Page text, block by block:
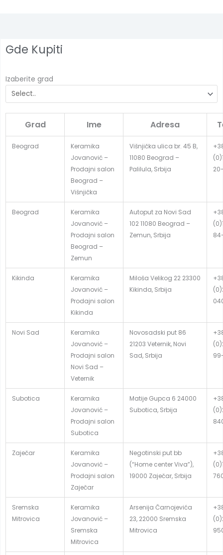
Gde Kupiti
Izaberite grad
Grad Ime Adresa
Beograd
Keramika
Jovanović –
Prodajni salon
Beograd –
Višnjička
Višnjička ulica br. 45 B,
11080 Beograd –
Palilula, Srbija
Beograd
Keramika
Jovanović –
Prodajni salon
Beograd –
Zemun
Autoput za Novi Sad
102 11080 Beograd –
Zemun, Srbija
Kikinda
Keramika
Jovanović –
Prodajni salon
Kikinda
Miloša Velikog 22 23300
Kikinda, Srbija
Novi Sad
Keramika
Jovanović –
Prodajni salon
Novi Sad –
Veternik
Novosadski put 86
21203 Veternik, Novi
Sad, Srbija
Subotica
Keramika
Jovanović –
Prodajni salon
Subotica
Matije Gupca 6 24000
Subotica, Srbija
Zaječar
Keramika
Jovanović –
Prodajni salon
Zaječar
Negotinski put bb
(“Home center Viva”),
19000 Zaječar, Srbija
Sremska
Mitrovica
Keramika
Jovanović –
Sremska
Mitrovica
Arsenija Čarnojevića
23, 22000 Sremska
Mitrovica